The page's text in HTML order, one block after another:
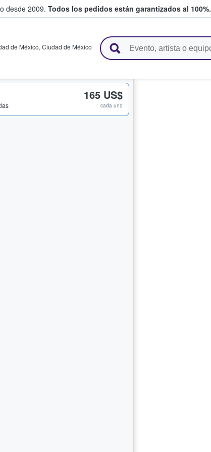
desde 2009. Todos los pedidos están garantizados al 100%.
entre fans
de México, Ciudad de México
165 US$
cada uno